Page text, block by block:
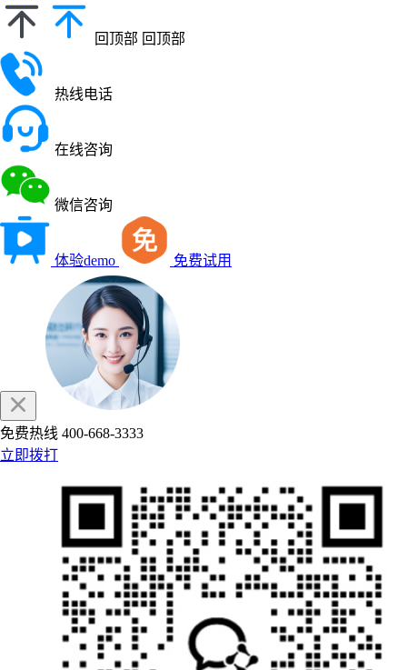
回顶部 回顶部
热线电话
在线咨询
微信咨询
体验demo 免费试用
免费热线 400-668-3333
立即拨打